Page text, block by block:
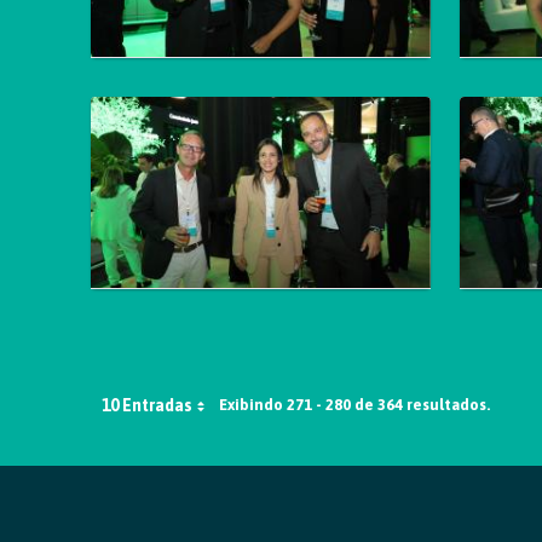
10 Entradas Exibindo 271 - 280 de 364 resultados.